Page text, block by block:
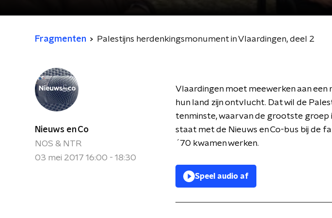
Fragmenten Palestijns herdenkingsmonument in Vlaardingen, deel 2
Nieuws en Co
NOS & NTR
03 mei 2017 16:00 - 18:30
Vlaardingen moet meewerken aan
hun land zijn ontvlucht. Dat wil de
tenminste, waarvan de grootste
staat met de Nieuws en Co-bus bij de
´70 kwamen werken.
Speel audio af